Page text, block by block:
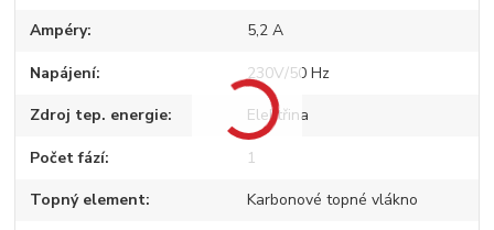
Ampéry 5,2 A
Napájení 230V/50 Hz
Zdroj tep. energie Elektřina
Počet fází 1
Topný element Karbonové topné vlákno